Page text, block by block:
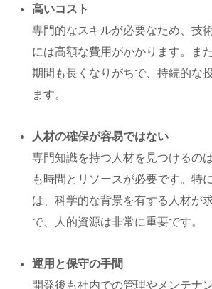
高いコスト
専門的なスキルが必要なため、技
には高額な費用がかかります。ま
期間も長くなりがちで、持続的な
ます。
人材の確保が容易ではない
専門知識を持つ人材を見つけるの
も時間とリソースが必要です。特
は、科学的な背景を有する人材が
で、人的資源は非常に重要です。
運用と保守の手間
開発後も社内での管理やメンテナ